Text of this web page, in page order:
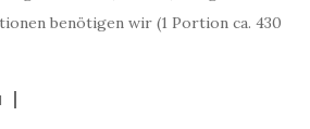
benötigen wir (1 Portion ca. 430